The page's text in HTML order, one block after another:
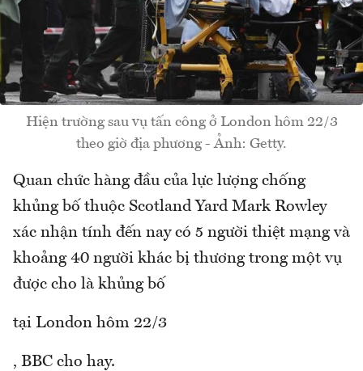
Hiện trường sau vụ tấn công ở London hôm 22/3
theo giờ địa phương - Ảnh: Getty.
Quan chức hàng đầu của lực lượng chống
khủng bố thuộc Scotland Yard Mark Rowley
xác nhận tính đến nay có 5 người thiệt mạng và
khoảng 40 người khác bị thương trong một vụ
được cho là khủng bố
tại London hôm 22/3
, BBC cho hay.